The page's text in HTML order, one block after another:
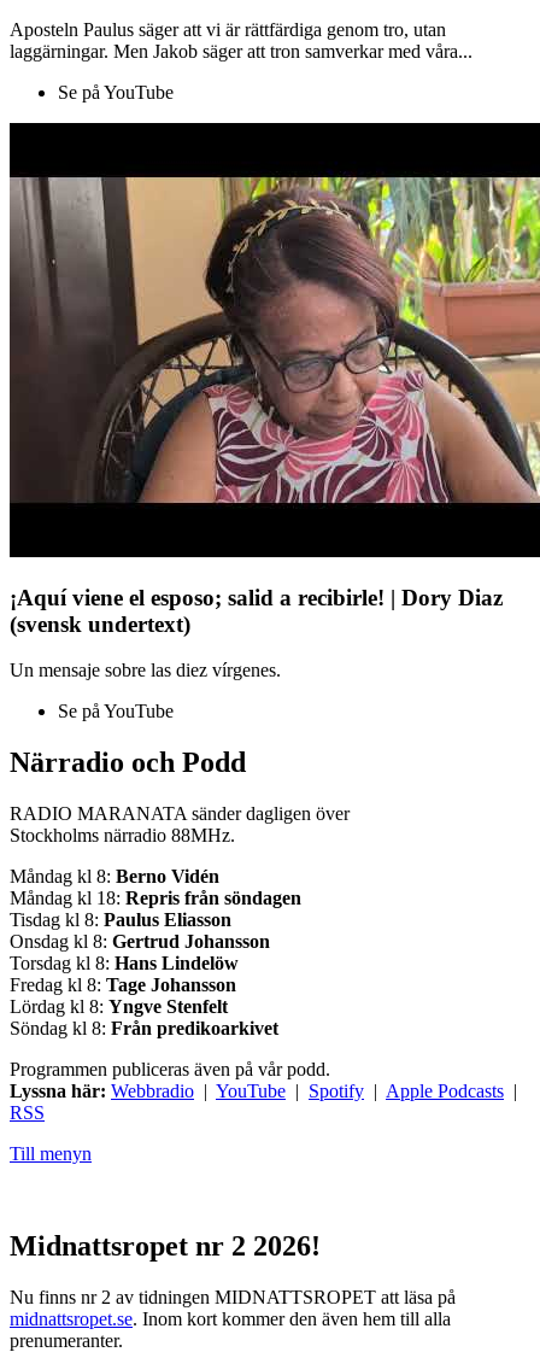
Aposteln Paulus säger att vi är rättfärdiga genom tro, utan
laggärningar. Men Jakob säger att tron samverkar med våra...
Se på YouTube
¡Aquí viene el esposo; salid a recibirle! | Dory Diaz
(svensk undertext)
Un mensaje sobre las diez vírgenes.
Se på YouTube
Närradio och Podd
RADIO MARANATA sänder dagligen över
Stockholms närradio 88MHz.
Måndag kl 8: Berno Vidén
Måndag kl 18: Repris från söndagen
Tisdag kl 8: Paulus Eliasson
Onsdag kl 8: Gertrud Johansson
Torsdag kl 8: Hans Lindelöw
Fredag kl 8: Tage Johansson
Lördag kl 8: Yngve Stenfelt
Söndag kl 8: Från predikoarkivet
Programmen publiceras även på vår podd.
Lyssna här: Webbradio | YouTube | Spotify | Apple Podcasts |
RSS
Till menyn
Midnattsropet nr 2 2026!
Nu finns nr 2 av tidningen MIDNATTSROPET att läsa på
midnattsropet.se. Inom kort kommer den även hem till alla
prenumeranter.